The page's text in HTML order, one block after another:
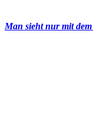
Man sieht nur mit